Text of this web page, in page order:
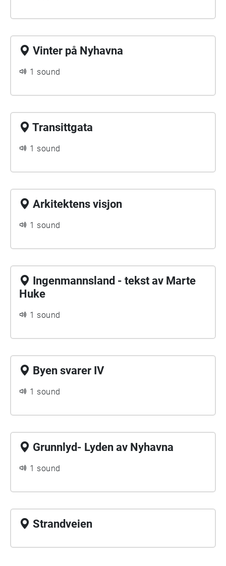
Vinter på Nyhavna
1 sound
Transittgata
1 sound
Arkitektens visjon
1 sound
Ingenmannsland - tekst av Marte
Huke
1 sound
Byen svarer IV
1 sound
Grunnlyd- Lyden av Nyhavna
1 sound
Strandveien